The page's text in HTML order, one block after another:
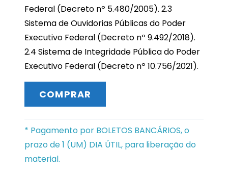
Federal (Decreto nº 5.480/2005). 2.3
Sistema de Ouvidorias Públicas do Poder
Executivo Federal (Decreto nº 9.492/2018).
2.4 Sistema de Integridade Pública do Poder
Executivo Federal (Decreto nº 10.756/2021).
COMPRAR
* Pagamento por BOLETOS BANCÁRIOS, o
prazo de 1 (UM) DIA ÚTIL, para liberação do
material.